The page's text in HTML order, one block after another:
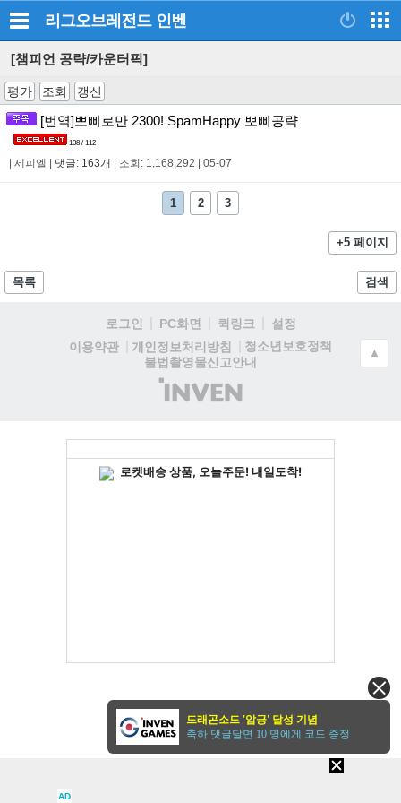
리그오브레전드 인벤
[챔피언 공략/카운터픽]
평가 조회 갱신
[번역]뽀삐로만 2300! SpamHappy 뽀삐공략
108 / 112
세피엘 댓글: 163개 조회: 1,168,292 05-07
1 2 3
+5 페이지
목록 검색
로그인 PC화면 퀵링크
설정
이용약관
개인정보처리방침
청소년보호정책
불법촬영물신고안내
(주)
인
▲
AD
드래곤소드 '압긍' 달성 기념
축하 댓글달면 10 명에게 코드 증정